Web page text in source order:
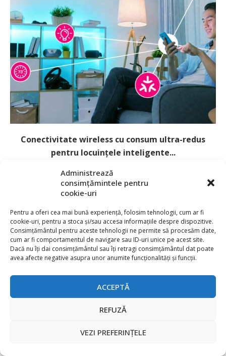
Administrează
consimțămintele pentru
cookie-uri
Pentru a oferi cea mai bună experiență, folosim tehnologii, cum ar fi
cookie-uri, pentru a stoca și/sau accesa informațiile despre dispozitive.
Consimțământul pentru aceste tehnologii ne permite să procesăm date,
cum ar fi comportamentul de navigare sau ID-uri unice pe acest site.
Dacă nu îți dai consimțământul sau îți retragi consimțământul dat poate
avea afecte negative asupra unor anumite funcționalități și funcții.
ACCEPTĂ
REFUZĂ
VEZI PREFERINȚELE
Conectivitate wireless cu consum ultra-redus
pentru locuințele inteligente...